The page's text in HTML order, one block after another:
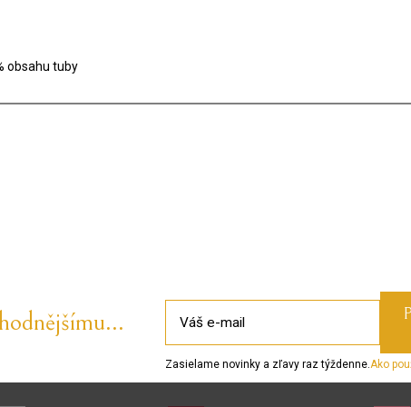
obsahu tuby
Zasielame novinky a zľavy raz týždenne.Ako